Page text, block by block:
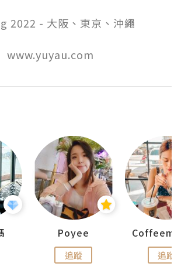
2022 - 大阪、東京、沖繩
Poyee
追蹤 追蹤